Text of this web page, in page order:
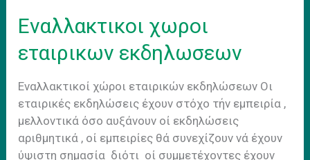
Eναλλακτικοι χωροι
εταιρικων εκδηλωσεων
Εναλλακτικοί χώροι εταιρικών εκδηλώσεων Οι
εταιρικές εκδηλώσεις έχουν στόχο τήν εμπειρία ,
μελλοντικά όσο αυξάνουν οί εκδηλώσεις
αριθμητικά , οί εμπειρίες θά συνεχίζουν νά έχουν
ύψιστη σημασία διότι οί συμμετέχοντες έχουν